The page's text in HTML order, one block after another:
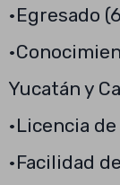
•Egresado
Yucatán y
•Licencia
•Facilidad